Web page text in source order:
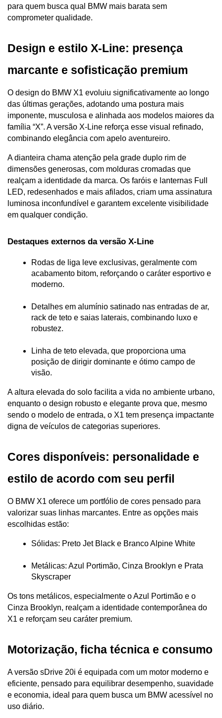
para quem busca qual BMW mais barata sem
comprometer qualidade.
Design e estilo X-Line: presença
marcante e sofisticação premium
O design do BMW X1 evoluiu significativamente ao longo
das últimas gerações, adotando uma postura mais
imponente, musculosa e alinhada aos modelos maiores da
família “X”. A versão X-Line reforça esse visual refinado,
combinando elegância com apelo aventureiro.
A dianteira chama atenção pela grade duplo rim de
dimensões generosas, com molduras cromadas que
realçam a identidade da marca. Os faróis e lanternas Full
LED, redesenhados e mais afilados, criam uma assinatura
luminosa inconfundível e garantem excelente visibilidade
em qualquer condição.
Destaques externos da versão X-Line
Rodas de liga leve exclusivas, geralmente com
acabamento bitom, reforçando o caráter esportivo e
moderno.
Detalhes em alumínio satinado nas entradas de ar,
rack de teto e saias laterais, combinando luxo e
robustez.
Linha de teto elevada, que proporciona uma
posição de dirigir dominante e ótimo campo de
visão.
A altura elevada do solo facilita a vida no ambiente urbano,
enquanto o design robusto e elegante prova que, mesmo
sendo o modelo de entrada, o X1 tem presença impactante
digna de veículos de categorias superiores.
Cores disponíveis: personalidade e
estilo de acordo com seu perfil
O BMW X1 oferece um portfólio de cores pensado para
valorizar suas linhas marcantes. Entre as opções mais
escolhidas estão:
Sólidas: Preto Jet Black e Branco Alpine White
Metálicas: Azul Portimão, Cinza Brooklyn e Prata
Skyscraper
Os tons metálicos, especialmente o Azul Portimão e o
Cinza Brooklyn, realçam a identidade contemporânea do
X1 e reforçam seu caráter premium.
Motorização, ficha técnica e consumo
A versão sDrive 20i é equipada com um motor moderno e
eficiente, pensado para equilibrar desempenho, suavidade
e economia, ideal para quem busca um BMW acessível no
uso diário.